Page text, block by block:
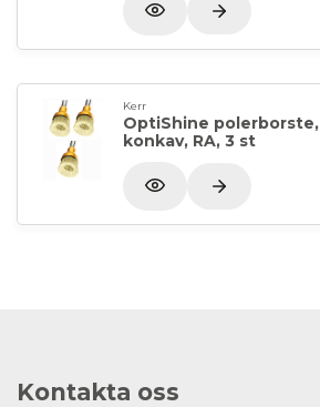
Kerr
OptiShine polerborste,
konkav, RA, 3 st
Kontakta oss